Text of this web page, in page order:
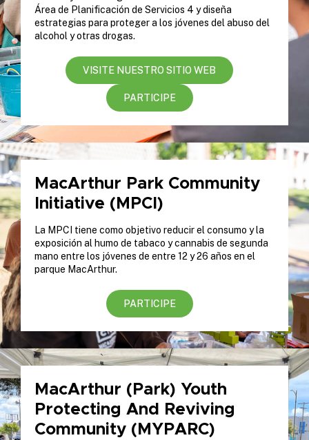
Área de Planificación de Servicios 4 y diseña
estrategias para proteger a los jóvenes del abuso del
alcohol y otras drogas.
VISITE NUESTRO SITIO WEB
PARTICIPE
MacArthur Park Community
Initiative (MPCI)
La MPCI tiene como objetivo reducir el consumo y la
exposición al humo de tabaco y cannabis de segunda
mano entre los jóvenes de entre 12 y 26 años en el
parque MacArthur.
PARTICIPE
MacArthur (Park) Youth
Protecting And Reviving
Community (MYPARC)